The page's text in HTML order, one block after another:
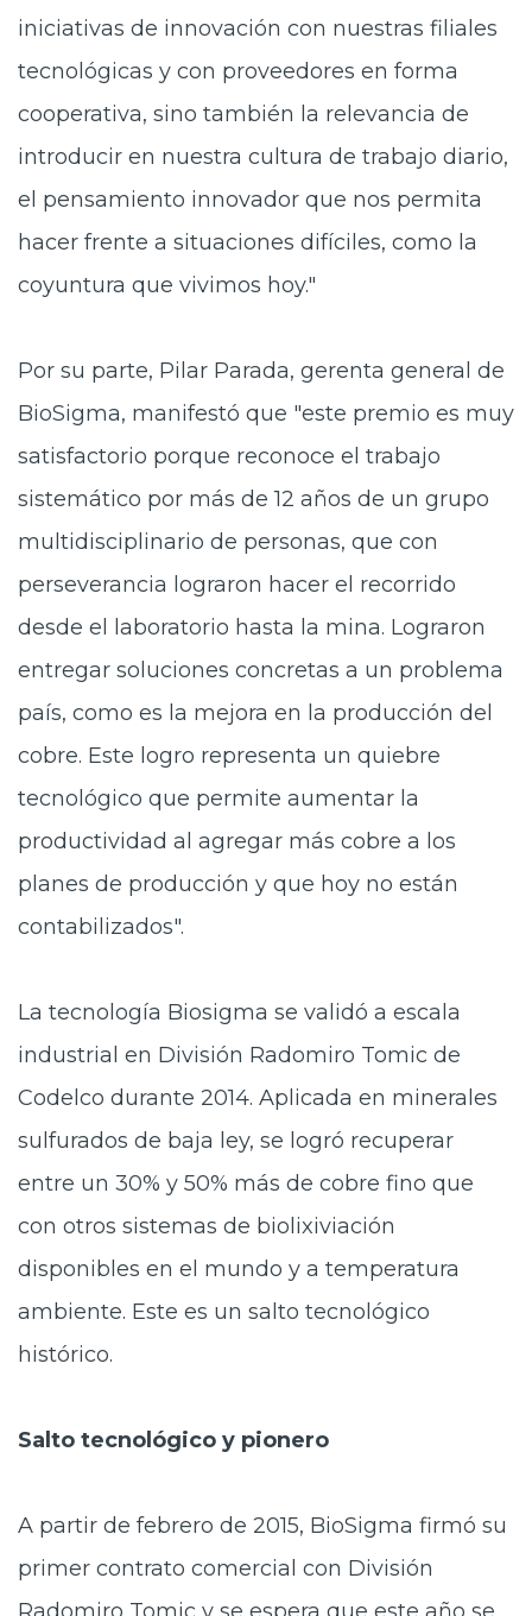
iniciativas de innovación con nuestras filiales
tecnológicas y con proveedores en forma
cooperativa, sino también la relevancia de
introducir en nuestra cultura de trabajo diario,
el pensamiento innovador que nos permita
hacer frente a situaciones difíciles, como la
coyuntura que vivimos hoy."
Por su parte, Pilar Parada, gerenta general de
BioSigma, manifestó que "este premio es muy
satisfactorio porque reconoce el trabajo
sistemático por más de 12 años de un grupo
multidisciplinario de personas, que con
perseverancia lograron hacer el recorrido
desde el laboratorio hasta la mina. Lograron
entregar soluciones concretas a un problema
país, como es la mejora en la producción del
cobre. Este logro representa un quiebre
tecnológico que permite aumentar la
productividad al agregar más cobre a los
planes de producción y que hoy no están
contabilizados".
La tecnología Biosigma se validó a escala
industrial en División Radomiro Tomic de
Codelco durante 2014. Aplicada en minerales
sulfurados de baja ley, se logró recuperar
entre un 30% y 50% más de cobre fino que
con otros sistemas de biolixiviación
disponibles en el mundo y a temperatura
ambiente. Este es un salto tecnológico
histórico.
Salto tecnológico y pionero
A partir de febrero de 2015, BioSigma firmó su
primer contrato comercial con División